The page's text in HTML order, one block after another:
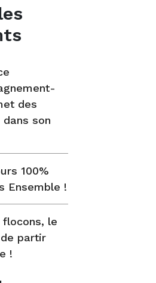
des
son
100%
Ensemble !
flocons, le
partir
!